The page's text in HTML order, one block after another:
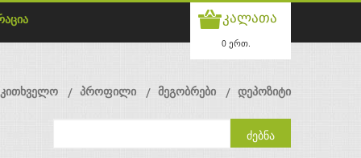
კალათა
0 ერთ.
პროფილი მეგობრები დეპოზიტი